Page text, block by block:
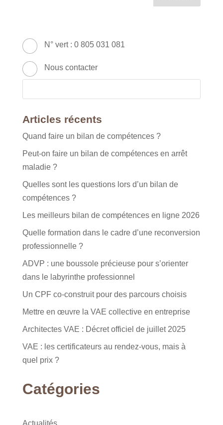
49 Avenue Franklin Roosevelt - 77210
N° vert : 0 805 031 081
Nous contacter
Articles récents
Quand faire un bilan de compétences ?
Peut-on faire un bilan de compétences en arrêt
maladie ?
Quelles sont les questions lors d’un bilan de
compétences ?
Les meilleurs bilan de compétences en ligne 2026
Quelle formation dans le cadre d’une reconversion
professionnelle ?
ADVP : une boussole précieuse pour s’orienter
dans le labyrinthe professionnel
Un CPF co-construit pour des parcours choisis
Mettre en œuvre la VAE collective en entreprise
Architectes VAE : Décret officiel de juillet 2025
VAE : les certificateurs au rendez-vous, mais à
quel prix ?
Catégories